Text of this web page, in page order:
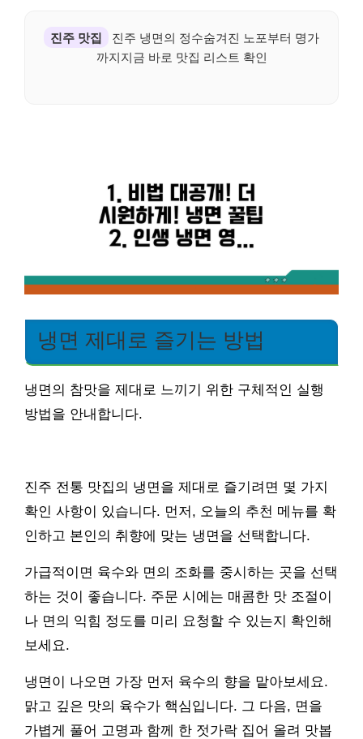
진주 맛집
진주 냉면의 정수숨겨진 노포부터 명가
까지지금 바로 맛집 리스트 확인
냉면 제대로 즐기는 방법
냉면의 참맛을 제대로 느끼기 위한 구체적인 실행
방법을 안내합니다.
진주 전통 맛집의 냉면을 제대로 즐기려면 몇 가지
확인 사항이 있습니다. 먼저, 오늘의 추천 메뉴를 확
인하고 본인의 취향에 맞는 냉면을 선택합니다.
가급적이면 육수와 면의 조화를 중시하는 곳을 선택
하는 것이 좋습니다. 주문 시에는 매콤한 맛 조절이
나 면의 익힘 정도를 미리 요청할 수 있는지 확인해
보세요.
냉면이 나오면 가장 먼저 육수의 향을 맡아보세요.
맑고 깊은 맛의 육수가 핵심입니다. 그 다음, 면을
가볍게 풀어 고명과 함께 한 젓가락 집어 올려 맛봅